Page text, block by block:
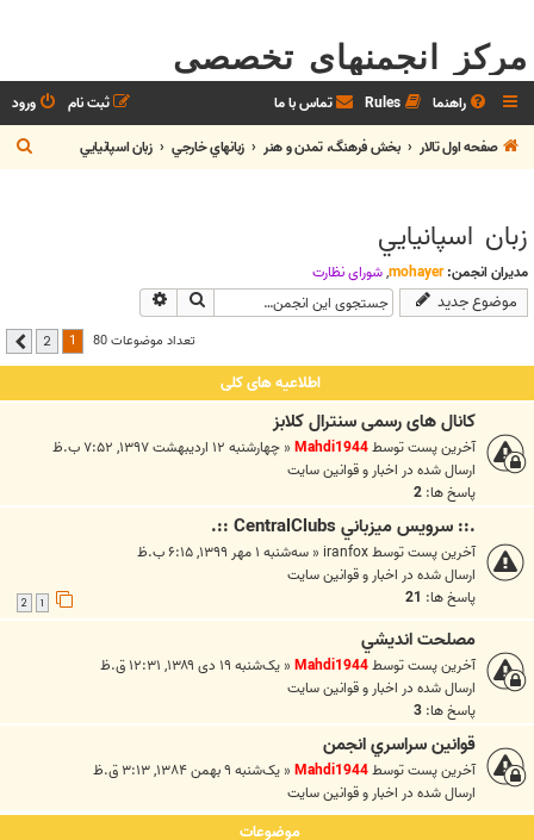
مرکز انجمنهای تخصصی
راهنما Rules تماس با ما ورود
ثبت نام
صفحه اول تالار
بخش فرهنگ، تمدن و هنر زبانهاي خارجي زبان اسپانيايي
ج
س
زبان اسپانيايي
مدیران انجمن: mohayer
,شوراي نظارت
موضوع جدید جستجو
تعداد موضوعات 80 2 بعدی
اطلاعیه های کلی
کانال های رسمی سنترال کلابز
آخرین پست توسطMahdi1944
« چهارشنبه ۱۲ اردیبهشت ۱۳۹۷, ۷:۵۲ ب.ظ
ارسال شده در اخبار و قوانين سايت
پاسخ ها: 2
.:: سرويس ميزباني CentralClubs ::.
آخرین پست توسطiranfox
« سه‌شنبه ۱ مهر ۱۳۹۹, ۶:۱۵ ب.ظ
ارسال شده در اخبار و قوانين سايت
پاسخ ها: 21
مصلحت انديشي
آخرین پست توسطMahdi1944
« یک‌شنبه ۱۹ دی ۱۳۸۹, ۱۲:۳۱ ق.ظ
ارسال شده در اخبار و قوانين سايت
پاسخ ها: 3
قوانين سراسري انجمن
آخرین پست توسطMahdi1944
« یک‌شنبه ۹ بهمن ۱۳۸۴, ۳:۱۳ ق.ظ
ارسال شده در اخبار و قوانين سايت
موضوعات